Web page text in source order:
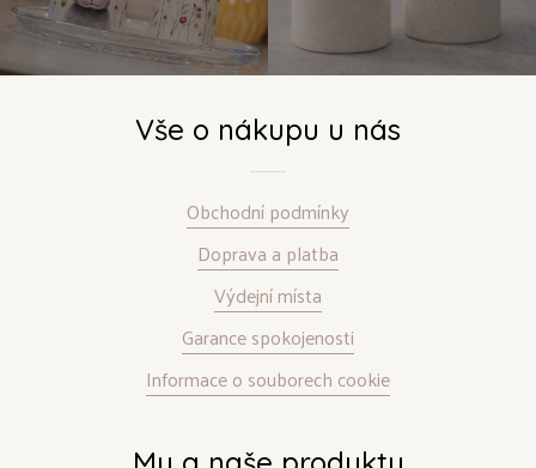
Vše o nákupu u nás
Obchodní podmínky
Doprava a platba
Výdejní místa
Garance spokojenosti
Informace o souborech cookie